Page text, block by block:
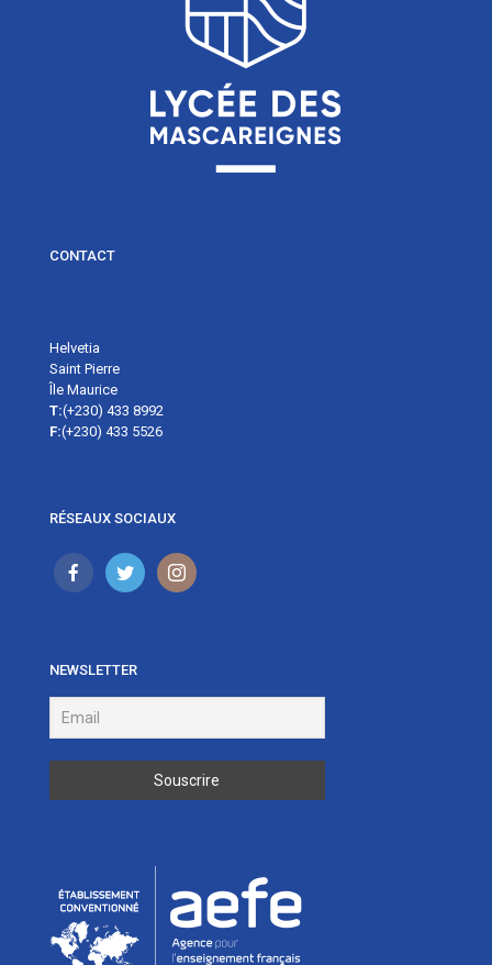
CONTACT
Helvetia
Saint Pierre
Île Maurice
T:(+230) 433 8992
F:(+230) 433 5526
RÉSEAUX SOCIAUX
NEWSLETTER